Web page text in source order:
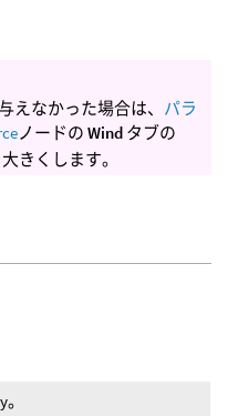
えなかった場合は、 パラ
ノードの Windタブの
きくします。